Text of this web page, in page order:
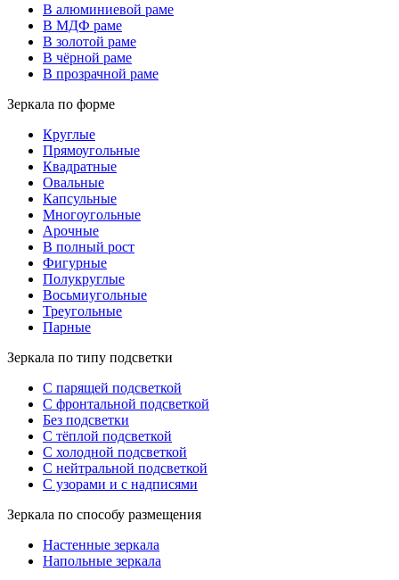
В алюминиевой раме
В МДФ раме
В золотой раме
В чёрной раме
В прозрачной раме
Зеркала по форме
Круглые
Прямоугольные
Квадратные
Овальные
Капсульные
Многоугольные
Арочные
В полный рост
Фигурные
Полукруглые
Восьмиугольные
Треугольные
Парные
Зеркала по типу подсветки
С парящей подсветкой
С фронтальной подсветкой
Без подсветки
С тёплой подсветкой
С холодной подсветкой
С нейтральной подсветкой
С узорами и с надписями
Зеркала по способу размещения
Настенные зеркала
Напольные зеркала